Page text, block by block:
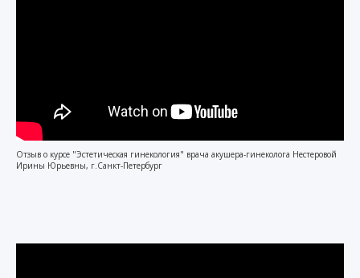
Отзыв о курсе "Эстетическая гинекология" врача акушера-гинеколога Нестеровой
Ирины Юрьевны, г.Санкт-Петербург